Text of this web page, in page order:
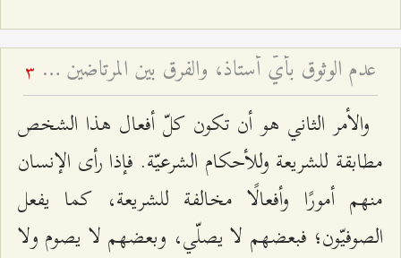
عدم الوثوق بأيّ أستاذ، والفرق بين المرتاضين وأولياء الله، و... - محاضرات جبل عامل - أسئلة وأجوبة الرجال - ج ۷ 3
والأمر الثاني هو أن تكون كلّ أفعال هذا الشخص
مطابقة للشريعة وللأحكام الشرعيّة. فإذا رأى الإنسان
منهم أمورًا وأفعالًا مخالفة للشريعة، كما يفعل
الصوفيّون؛ فبعضهم لا يصلّي، وبعضهم لا يصوم ولا